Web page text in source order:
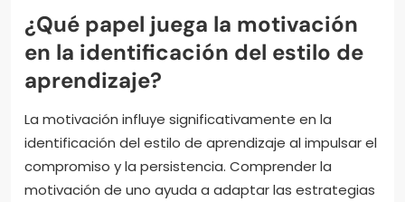
¿Qué papel juega la motivación
en la identificación del estilo de
aprendizaje?
La motivación influye significativamente en la
identificación del estilo de aprendizaje al impulsar el
compromiso y la persistencia. Comprender la
motivación de uno ayuda a adaptar las estrategias